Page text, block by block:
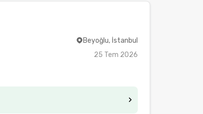
Beyoğlu, İstanbul
25 Tem 2026